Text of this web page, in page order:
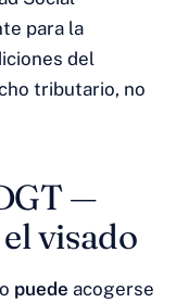
para la
del
tributario, no
—
visado
puede acogerse